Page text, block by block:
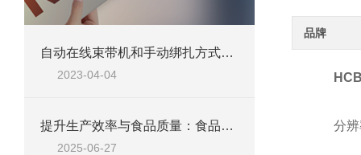
品牌
分辨率
自动在线束带机和手动绑扎方式相比有哪些优点？
2023-04-04
提升生产效率与食品质量：食品级皮带机流水线的创新应用
2025-06-27